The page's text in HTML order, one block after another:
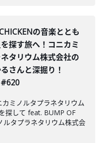
の音楽ととも
探す旅へ！コニカミ
タリウム株式会社の
さんと深掘り！
ミノルタプラネタリウム
探して feat. BUMP OF
ルタプラネタリウム株式会